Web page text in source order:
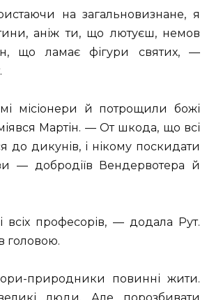
на загальновизнане, я
аніж ти, що лютуєш, немов
що ламає фігури святих, —
місіонери й потрощили божі
Мартін. — От шкода, що всі
до дикунів, і нікому поскидати
— добродіїв Вендервотера й
професорів, — додала Рут.
головою.
природники повинні жити.